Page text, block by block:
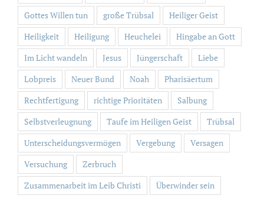
Gottes Willen tun
große Trübsal
Heiliger Geist
Heiligkeit
Heiligung Heuchelei
Hingabe an Gott
Im Licht wandeln
Jesus Jüngerschaft
Liebe
Lobpreis
Neuer Bund Noah
Pharisäertum
Rechtfertigung
richtige Prioritäten
Salbung
Selbstverleugnung
Taufe im Heiligen Geist
Trübsal
Unterscheidungsvermögen
Vergebung
Versagen
Versuchung
Zerbruch
Zusammenarbeit im Leib Christi
Überwinder sein